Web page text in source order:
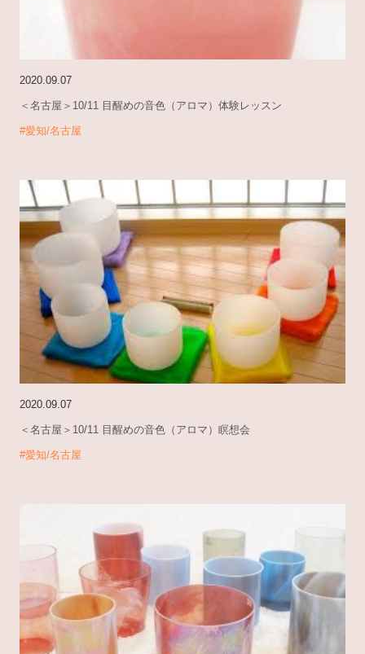
2020.09.07
＜名古屋＞10/11 目醒めの音色（アロマ）体験レッスン
#愛知/名古屋
2020.09.07
＜名古屋＞10/11 目醒めの音色（アロマ）瞑想会
#愛知/名古屋